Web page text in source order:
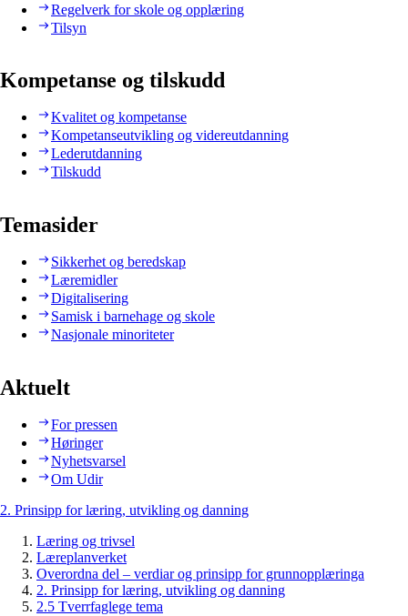
Regelverk for skole og opplæring
Tilsyn
Kompetanse og tilskudd
Kvalitet og kompetanse
Kompetanseutvikling og videreutdanning
Lederutdanning
Tilskudd
Temasider
Sikkerhet og beredskap
Læremidler
Digitalisering
Samisk i barnehage og skole
Nasjonale minoriteter
Aktuelt
For pressen
Høringer
Nyhetsvarsel
Om Udir
2. Prinsipp for læring, utvikling og danning
Læring og trivsel
Læreplanverket
Overordna del – verdiar og prinsipp for grunnopplæringa
2. Prinsipp for læring, utvikling og danning
2.5 Tverrfaglege tema